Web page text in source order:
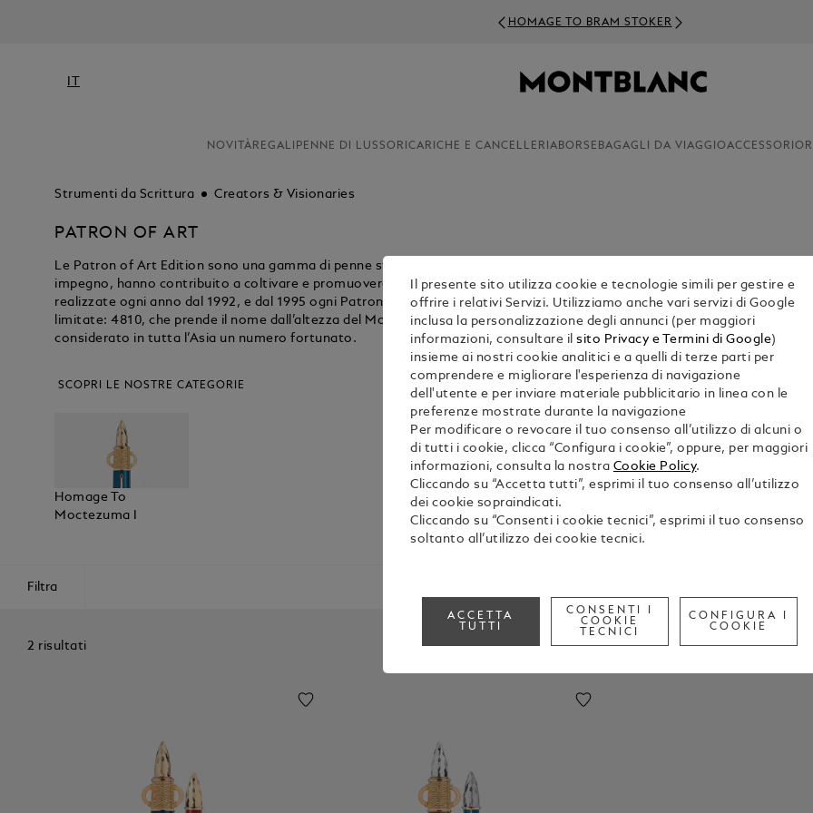
HOMAGE TO BRAM STOKER
NOVITÀ REGALI PENNE DI LUSSO RICARICHE E CANCELLERIA BORSE BAGAGLI DA VIAGGIOACCESSORI
Strumenti da Scrittura Creators & Visionaries
PATRON OF ART
Le Patron of Art Edition sono una gamma di penne stilografiche dedicate a figure che, grazie al loro
impegno, hanno contribuito a coltivare e promuovere alcuni dei movimenti artistici più influenti. Vengono
realizzate ogni anno dal 1992, e dal 1995 ogni Patron of Art Edition è stata resa disponibile in due versioni
limitate: 4810, che prende il nome dall’altezza del Monte Bianco, e 888, in onore del numero otto,
considerato in tutta l’Asia un numero fortunato.
SCOPRI LE NOSTRE CATEGORIE
Homage To
Moctezuma I
Filtra
2 risultati
Il presente sito utilizza cookie e tecnologie simili per gestire e
offrire i relativi Servizi. Utilizziamo anche vari servizi di Google
inclusa la personalizzazione degli annunci (per maggiori
informazioni, consultare ilsito Privacy e Termini di Google)
insieme ai nostri cookie analitici e a quelli di terze parti per
comprendere e migliorare l'esperienza di navigazione
dell'utente e per inviare materiale pubblicitario in linea con le
preferenze mostrate durante la navigazione
Per modificare o revocare il tuo consenso all’utilizzo di alcuni o
di tutti i cookie, clicca “Configura i cookie”, oppure, per maggiori
informazioni, consulta la nostra Cookie Policy.
Cliccando su “Accetta tutti”, esprimi il tuo consenso all’utilizzo
dei cookie sopraindicati.
Cliccando su “Consenti i cookie tecnici”, esprimi il tuo consenso
soltanto all’utilizzo dei cookie tecnici.
ACCETTA
TUTTI
CONSENTI I
COOKIE
TECNICI
CONFIGURA I
COOKIE